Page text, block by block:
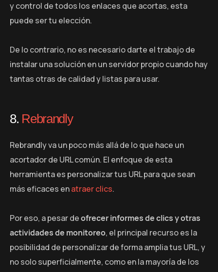
y control de todos los enlaces que acortas, esta
puede ser tu elección.
De lo contrario, no es necesario darte el trabajo de
instalar una solución en un servidor propio cuando hay
tantas otras de calidad y listas para usar.
8. Rebrandly
Rebrandly va un poco más allá de lo que hace un
acortador de URL común. El enfoque de esta
herramienta es personalizar tus URL para que sean
más eficaces enatraer clics.
Por eso, a pesar deofrecer informes de clics y otras
actividades de monitoreo, el principal recurso es la
posibilidad de personalizar de forma amplia tus URL, y
no solo superficialmente, como en la mayoría de los